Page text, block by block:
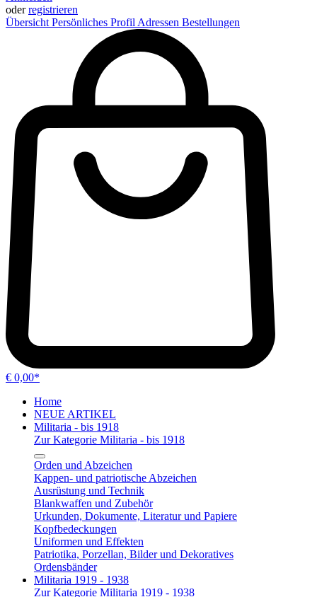
oderregistrieren
Übersicht Persönliches Profil Adressen Bestellungen
€ 0,00*
Home
NEUE ARTIKEL
Militaria - bis 1918
Zur Kategorie Militaria - bis 1918
Orden und Abzeichen
Kappen- und patriotische Abzeichen
Ausrüstung und Technik
Blankwaffen und Zubehör
Urkunden, Dokumente, Literatur und Papiere
Kopfbedeckungen
Uniformen und Effekten
Patriotika, Porzellan, Bilder und Dekoratives
Ordensbänder
Militaria 1919 - 1938
Zur Kategorie Militaria 1919 - 1938